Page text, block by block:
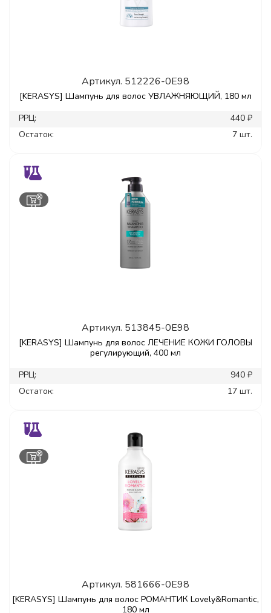
Артикул. 512226-0E98
[KERASYS] Шампунь для волос УВЛАЖНЯЮЩИЙ, 180 мл
РРЦ:
440 ₽
Остаток:
7 шт.
Артикул. 513845-0E98
[KERASYS] Шампунь для волос ЛЕЧЕНИЕ КОЖИ ГОЛОВЫ
регулирующий, 400 мл
РРЦ:
940 ₽
Остаток:
17 шт.
Артикул. 581666-0E98
[KERASYS] Шампунь для волос РОМАНТИК Lovely&Romantic,
180 мл